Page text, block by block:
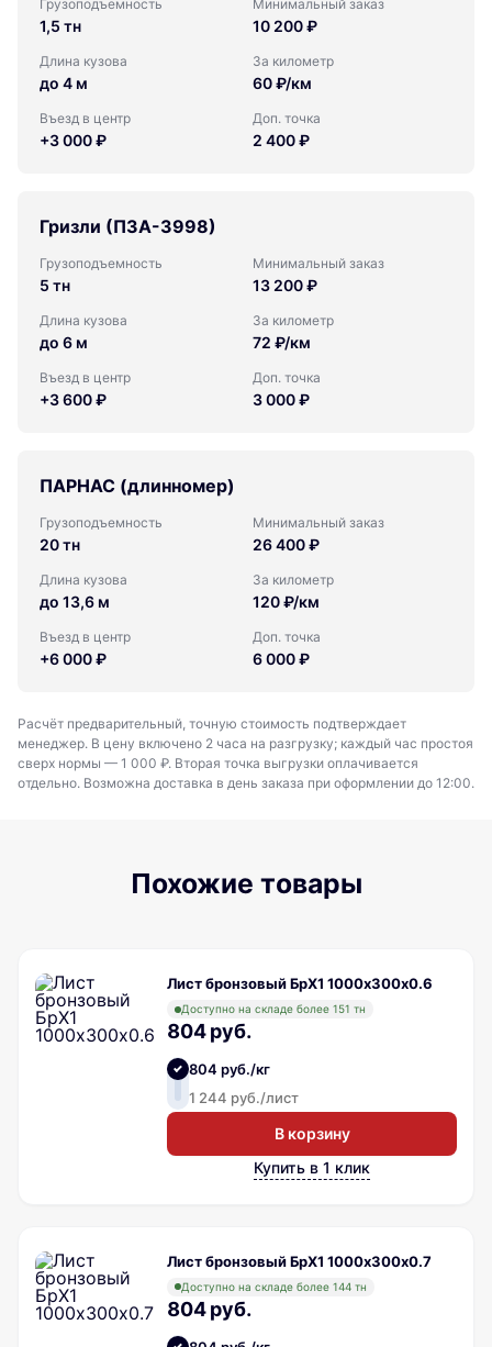
Грузоподъемность
1,5 тн
Минимальный заказ
10 200 ₽
Длина кузова
до 4 м
За километр
60 ₽/км
Въезд в центр
+3 000 ₽
Доп. точка
2 400 ₽
Гризли (ПЗА-3998)
Грузоподъемность
5 тн
Минимальный заказ
13 200 ₽
Длина кузова
до 6 м
За километр
72 ₽/км
Въезд в центр
+3 600 ₽
Доп. точка
3 000 ₽
ПАРНАС (длинномер)
Грузоподъемность
20 тн
Минимальный заказ
26 400 ₽
Длина кузова
до 13,6 м
За километр
120 ₽/км
Въезд в центр
+6 000 ₽
Доп. точка
6 000 ₽
Расчёт предварительный, точную стоимость подтверждает
менеджер. В цену включено 2 часа на разгрузку; каждый час простоя
сверх нормы — 1 000 ₽. Вторая точка выгрузки оплачивается
отдельно. Возможна доставка в день заказа при оформлении до 12:00.
Похожие товары
Лист бронзовый БрХ1 1000х300х0.6
Доступно на складе более 151 тн
804 руб.
804 руб./кг
1 244 руб./лист
В корзину
Купить в 1 клик
Лист бронзовый БрХ1 1000х300х0.7
Доступно на складе более 144 тн
804 руб.